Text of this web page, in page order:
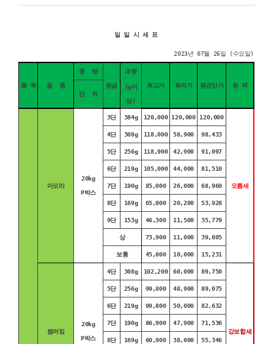
일 일 시 세 표
2023년 07월 26일 (수요일)
품 목 품 종
중 량
등급
과중
최고가 최저가 평균단가
등 락
단 위
(g이
상)
아오리
20kg
P박스
3단 384g 120,000 120,000 120,000
오름세
4단 308g 118,000 58,900 98,433
5단 256g 118,900 42,900 91,097
6단 219g 105,000 44,000 81,510
7단 190g 85,000 26,000 68,960
8단 169g 65,000 20,200 53,928
9단 153g 46,300 11,500 35,779
상 73,900 11,000 39,805
보통 45,000 10,000 15,231
썸머킹
20kg
P박스
4단 308g 102,200 60,000 89,750
강보합세
5단 256g 99,800 48,900 89,075
6단 219g 99,800 50,000 82,632
7단 190g 86,900 47,900 71,536
8단 169g 60,900 38,000 55,346